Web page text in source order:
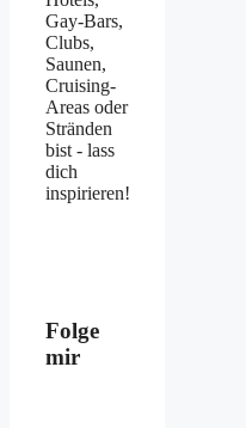
Gay-Bars,
Clubs,
Saunen,
Cruising-
Areas oder
Stränden
bist - lass
dich
inspirieren!
Folge
mir